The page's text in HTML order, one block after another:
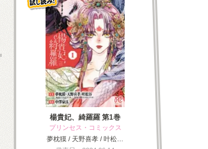
楊貴妃、綺羅羅 第1巻
プリンセス・コミックス
夢枕獏 / 天野喜孝 / 叶松…